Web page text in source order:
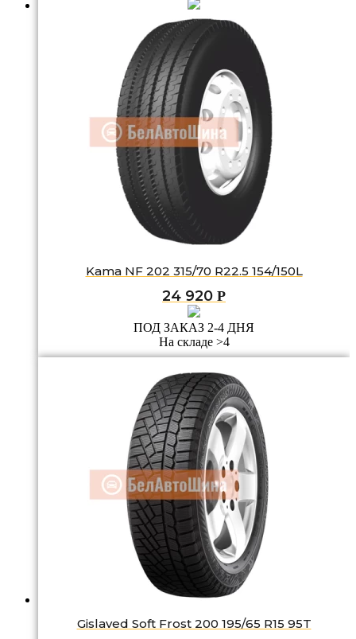
Kama NF 202 315/70 R22.5 154/150L
24 920 Р
ПОД ЗАКАЗ 2-4 ДНЯ
На складе >4
Gislaved Soft Frost 200 195/65 R15 95T